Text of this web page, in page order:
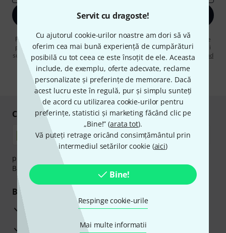
Servit cu dragoste!
Cu ajutorul cookie-urilor noastre am dori să vă
oferim cea mai bună experiență de cumpărături
posibilă cu tot ceea ce este însoțit de ele. Aceasta
include, de exemplu, oferte adecvate, reclame
personalizate și preferințe de memorare. Dacă
acest lucru este în regulă, pur și simplu sunteți
de acord cu utilizarea cookie-urilor pentru
preferințe, statistici și marketing făcând clic pe
„Bine!” (arata tot).
Vă puteți retrage oricând consimțământul prin
intermediul setărilor cookie (aici)
Bine!
Respinge cookie-urile
Mai multe informatii
Înscrie-te acum
Făcând clic pe „Înscrie-te acum”, sunteți de acord să primiți publicitate
prin e-mail. Vă puteți dezabona în orice moment. Puteți găsi informații
suplimentare despre buletinul informativ înregulamentul nostru privind
* Necesar
Cumpărați și plătiți în siguranță
plata se poate efectua în siguranță cu Ramburs, Transfer
Bancar sau Card de credit.
Beneficiile tale
3 Ani Garanție Thomann
Garanţia returnării banilor în 30 de zile